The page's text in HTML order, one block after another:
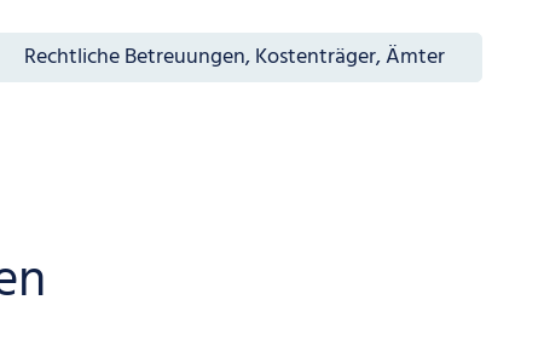
Rechtliche Betreuungen, Kostenträger, Ämter